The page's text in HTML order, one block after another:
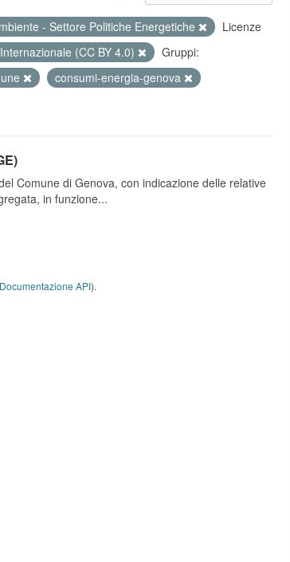
- Settore Politiche Energetiche
Licenze
(CC BY 4.0)
Gruppi:
consumi-energia-genova
Comune di Genova, con indicazione delle relative
in funzione...
Documentazione API).